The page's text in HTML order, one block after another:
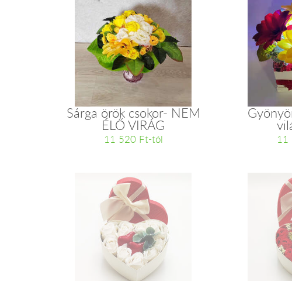
Sárga örök csokor- NEM
ÉLŐ VIRÁG
11 520 Ft-tól 11